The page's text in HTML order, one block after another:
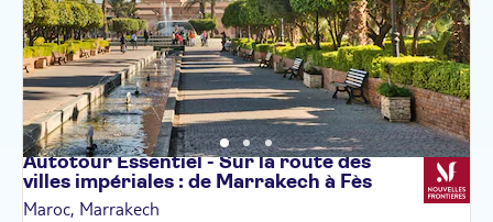
Autotour Essentiel - Sur la route des
villes impériales : de Marrakech à Fès
Maroc, Marrakech